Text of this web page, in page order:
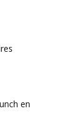
en